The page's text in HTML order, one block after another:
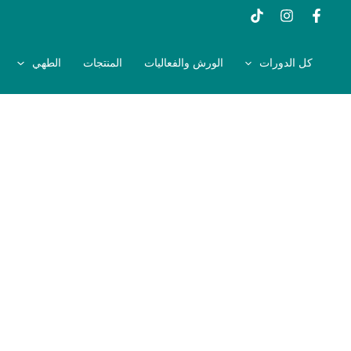
كل الدورات الورش والفعاليات المنتجات الطهي